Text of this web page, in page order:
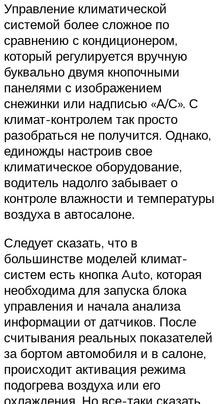
Управление климатической
системой более сложное по
сравнению с кондиционером,
который регулируется вручную
буквально двумя кнопочными
панелями с изображением
снежинки или надписью «А/С». С
климат-контролем так просто
разобраться не получится. Однако,
единожды настроив свое
климатическое оборудование,
водитель надолго забывает о
контроле влажности и температуры
воздуха в автосалоне.
Следует сказать, что в
большинстве моделей климат-
систем есть кнопка Auto, которая
необходима для запуска блока
управления и начала анализа
информации от датчиков. После
считывания реальных показателей
за бортом автомобиля и в салоне,
происходит активация режима
подогрева воздуха или его
охлаждения. Но все-таки сказать,